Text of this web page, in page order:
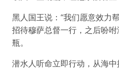
黑人国王说：“我们愿意效力
招待穆萨总督一行，之后吩
瓶。
潜水人听命立即行动，从海中